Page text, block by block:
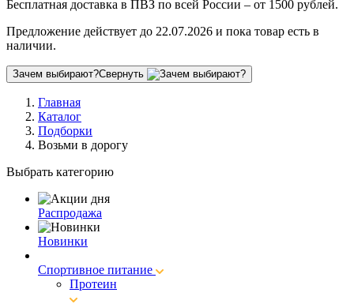
Бесплатная доставка в ПВЗ по всей России – от 1500 рублей.
Предложение действует до 22.07.2026 и пока товар есть в
наличии.
Зачем выбирают?Свернуть
Главная
Каталог
Подборки
Возьми в дорогу
Выбрать категорию
Распродажа
Новинки
Спортивное питание
Протеин